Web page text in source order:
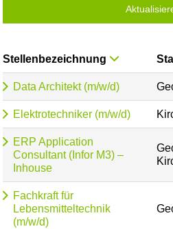
Stellenbezeichnung
Data Architekt (m/w/d)
Elektrotechniker (m/w/d)
ERP Application
Consultant (Infor M3) –
Inhouse
Fachkraft für
Lebensmitteltechnik
(m/w/d)